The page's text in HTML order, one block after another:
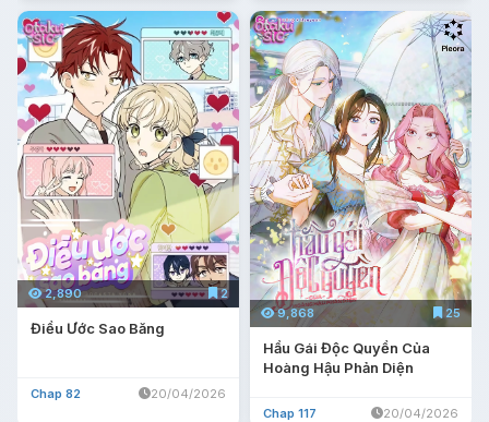
2,890 2
Điều Ước Sao Băng
Chap 82 20/04/2026
9,868 25
Hầu Gái Độc Quyền Của
Hoàng Hậu Phản Diện
Chap 117 20/04/2026